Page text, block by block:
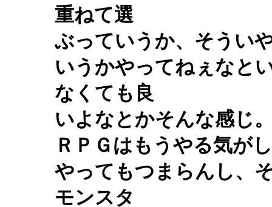
重ねて選
ぶっていうか、そうい
いうかやってねぇなと
なくても良
いよなとかそんな感じ
ＲＰＧはもうやる気が
やってもつまらんし、
モンスタ